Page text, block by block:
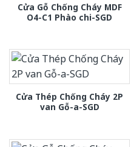
Cửa Gỗ Chống Cháy MDF
O4-C1 Phào chi-SGD
Cửa Thép Chống Cháy 2P
van Gỗ-a-SGD